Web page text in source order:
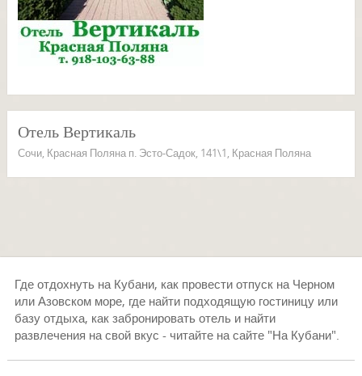
Отель Вертикаль
Сочи, Красная Поляна п. Эсто-Садок, 141\1, Красная Поляна
Где отдохнуть на Кубани, как провести отпуск на Черном
или Азовском море, где найти подходящую гостиницу или
базу отдыха, как забронировать отель и найти
развлечения на свой вкус - читайте на сайте "На Кубани".